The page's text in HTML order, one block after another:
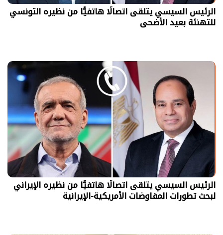
الرئيس السيسي يتلقى اتصالًا هاتفيًّا من نظيره التونسي
للتهنئة بعيد الأضحى
الرئيس السيسي يتلقى اتصالًا هاتفيًّا من نظيره الإيراني
لبحث تطورات المفاوضات الأمريكية-الإيرانية